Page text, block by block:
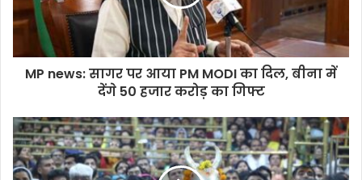
MP news: सागर पर आया PM MODI का दिल, बीना में
देंगे 50 हजार करोड़ का गिफ्ट